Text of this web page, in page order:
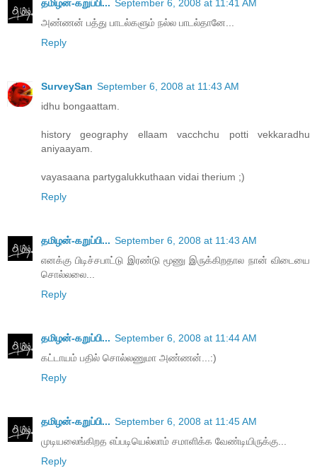
தமிழன்-கறுப்பி... September 6, 2008 at 11:41 AM
அண்ணன் பத்து பாடல்களும் நல்ல பாடல்தானே...
Reply
SurveySan September 6, 2008 at 11:43 AM
idhu bongaattam.
history geography ellaam vacchchu potti vekkaradhu
aniyaayam.
vayasaana partygalukkuthaan vidai therium ;)
Reply
தமிழன்-கறுப்பி... September 6, 2008 at 11:43 AM
எனக்கு பிடிச்சபாட்டு இரண்டு மூணு இருக்கிறதால நான் விடையை
சொல்லலை...
Reply
தமிழன்-கறுப்பி... September 6, 2008 at 11:44 AM
கட்டாயம் பதில் சொல்லணுமா அண்ணன்...:)
Reply
தமிழன்-கறுப்பி... September 6, 2008 at 11:45 AM
முடியலைங்கிறத எப்படியெல்லாம் சமாளிக்க வேண்டியிருக்கு...
Reply